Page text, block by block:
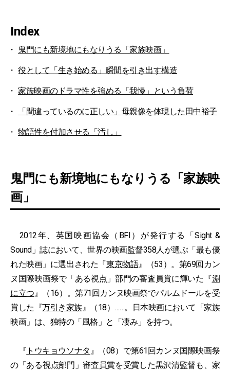
Index
鬼門にも新境地にもなりうる「家族映画」
役として「生き始める」瞬間を引き出す構造
家族映画のドラマ性を強める「我慢」という負荷
「間違っているのに正しい」母親像を体現した田中裕子
物語性を付加させる「汚し」
鬼門にも新境地にもなりうる「家族映
画」
2012年、英国映画協会（BFI）が発行する「Sight &
Sound」誌において、世界の映画監督358人が選ぶ「最も優
れた映画」に選出された『東京物語』（53）。第69回カン
ヌ国際映画祭で「ある視点」部門の審査員賞に輝いた『淵
に立つ』（16）。第71回カンヌ映画祭でパルムドールを受
賞した『万引き家族』（18）……。日本映画において「家族
映画」は、独特の「風格」と「凄み」を持つ。
『 トウキョウソナタ 』（08）で第61回カンヌ国際映画祭
の「ある視点部門」審査員賞を受賞した黒沢清監督も、家